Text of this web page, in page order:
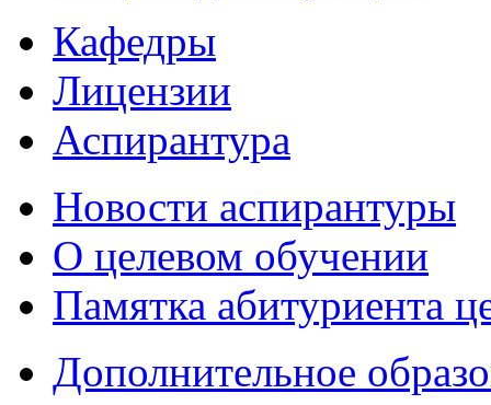
Кафедры
Лицензии
Аспирантура
Новости аспирантуры
О целевом обучении
Памятка абитуриента
Дополнительное